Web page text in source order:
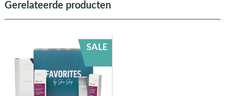
Gerelateerde producten
SALE